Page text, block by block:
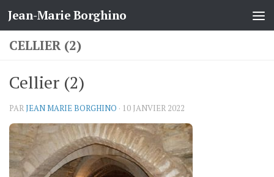
Skip to content
Jean-Marie Borghino
CELLIER (2)
Cellier (2)
PARJEAN MARIE BORGHINO · 10 JANVIER 2022